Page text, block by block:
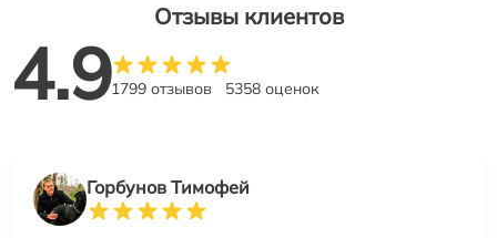
Отзывы клиентов
4.91799 отзывов 5358 оценок
Горбунов Тимофей